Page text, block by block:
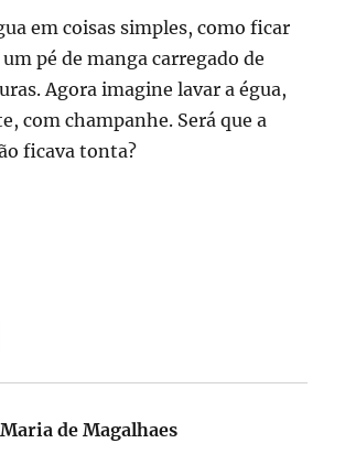
em coisas simples, como ficar
pé de manga carregado de
Agora imagine lavar a égua,
com champanhe. Será que a
ficava tonta?
de Magalhaes